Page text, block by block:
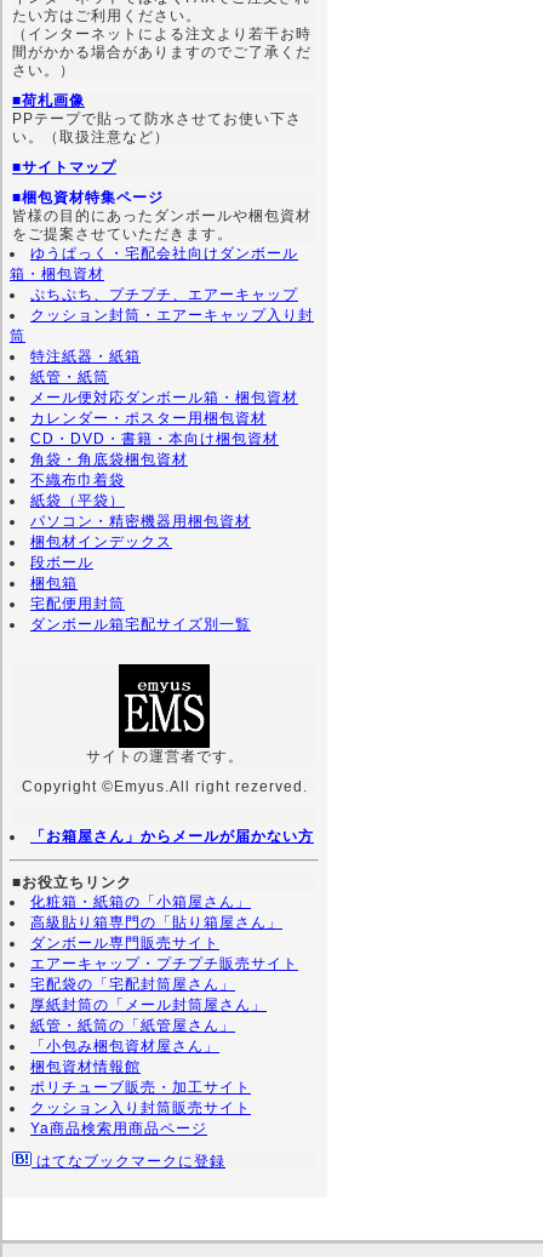
たい方はご利用ください。
（インターネットによる注文より若干お時
間がかかる場合がありますのでご了承くだ
さい。）
■荷札画像
PPテープで貼って防水させてお使い下さ
い。（取扱注意など）
■サイトマップ
■梱包資材特集ページ
皆様の目的にあったダンボールや梱包資材
をご提案させていただきます。
ゆうぱっく・宅配会社向けダンボール
箱・梱包資材
ぷちぷち、プチプチ、エアーキャップ
クッション封筒・エアーキャップ入り封
筒
特注紙器・紙箱
紙管・紙筒
メール便対応ダンボール箱・梱包資材
カレンダー・ポスター用梱包資材
CD・DVD・書籍・本向け梱包資材
角袋・角底袋梱包資材
不織布巾着袋
紙袋（平袋）
パソコン・精密機器用梱包資材
梱包材インデックス
段ボール
梱包箱
宅配便用封筒
ダンボール箱宅配サイズ別一覧
サイトの運営者です。
Copyright ©Emyus.All right rezerved.
「お箱屋さん」からメールが届かない方
■お役立ちリンク
化粧箱・紙箱の「小箱屋さん」
高級貼り箱専門の「貼り箱屋さん」
ダンボール専門販売サイト
エアーキャップ・プチプチ販売サイト
宅配袋の「宅配封筒屋さん」
厚紙封筒の「メール封筒屋さん」
紙管・紙筒の「紙管屋さん」
「小包み梱包資材屋さん」
梱包資材情報館
ポリチューブ販売・加工サイト
クッション入り封筒販売サイト
Ya商品検索用商品ページ
はてなブックマークに登録